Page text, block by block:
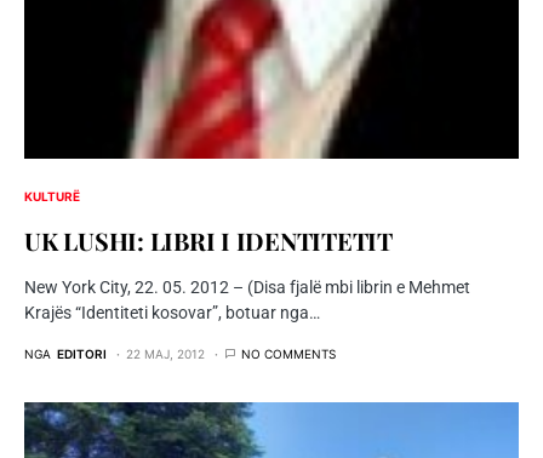
KULTURË
UK LUSHI: LIBRI I IDENTITETIT
New York City, 22. 05. 2012 – (Disa fjalë mbi librin e Mehmet
Krajës “Identiteti kosovar”, botuar nga…
NGA EDITORI 22 MAJ, 2012 NO COMMENTS